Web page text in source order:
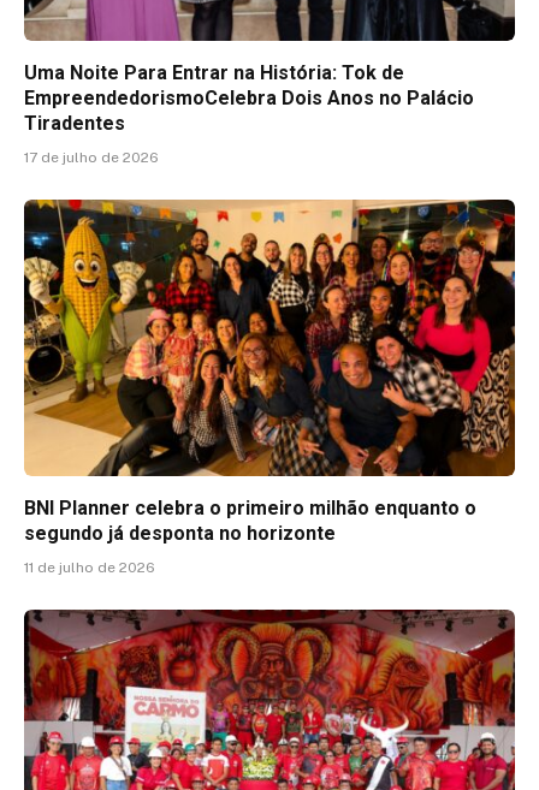
Uma Noite Para Entrar na História: Tok de
EmpreendedorismoCelebra Dois Anos no Palácio
Tiradentes
17 de julho de 2026
BNI Planner celebra o primeiro milhão enquanto o
segundo já desponta no horizonte
11 de julho de 2026